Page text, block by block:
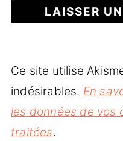
Ce site utilise
indésirables. En
les données de vos
traitées.